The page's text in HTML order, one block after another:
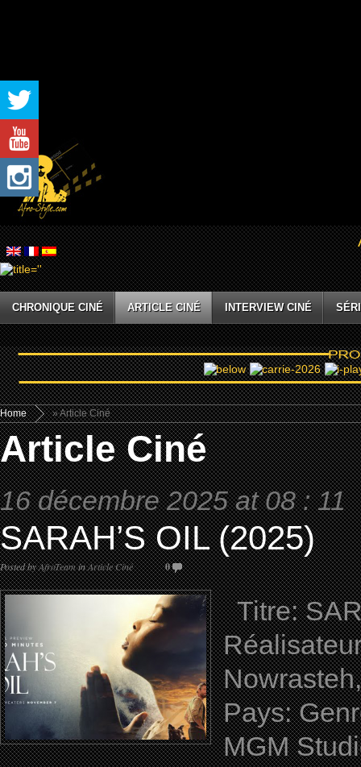
CHRONIQUE CINÉ ARTICLE CINÉ INTERVIEW CINÉ
Home » Article Ciné
Article Ciné
16 décembre 2025 at 08 : 11
SARAH’S OIL (2025)
Posted byAfroTeaminArticle Ciné 0
Titre:
Pays:
MGM